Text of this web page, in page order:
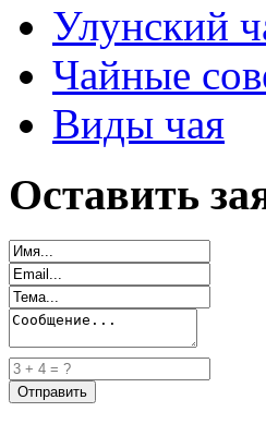
Улунский
Чайные
Виды чая
Оставить